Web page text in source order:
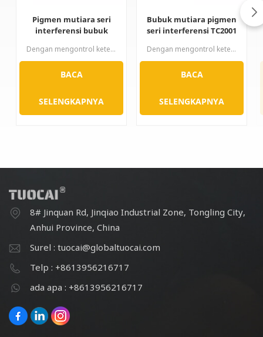
Pigmen mutiara seri
interferensi bubuk
Dengan mengontrol ketebalan lapisan titanium dioksida secara presisi, rangkaian interferensi menghasilkan warna emas, merah, ungu, biru, hijau, dan warna-warna pelangi lainnya yang menghasilkan kilau. Warna rangkaian produk ini sepenuhnya disebabkan oleh interferensi cahaya fisik. Perbedaan lintasan optik antara cahaya pantul titanium dioksida dengan indeks bias tinggi dan cahaya pantul mika dengan indeks bias rendah menghasilkan warna yang berbeda.
BACA
SELENGKAPNYA
Bubuk mutiara pigmen
seri interferensi TC2001
Dengan mengontrol ketebalan lapisan titanium dioksida secara presisi, seri interferensi menghasilkan warna-warna emas, merah, ungu, biru, hijau, dan warna pelangi lainnya yang memberikan kilau. Warna dari seri produk ini sepenuhnya disebabkan oleh interferensi cahaya fisik. Perbedaan jalur optik antara cahaya pantulan titanium dioksida dengan indeks bias tinggi dan cahaya pantulan mika dengan indeks bias rendah berinterferensi dengan warna yang berbeda.
BACA
SELENGKAPNYA
8# Jinquan Rd, Jinqiao Industrial Zone, Tongling City,
Anhui Province, China
Surel : tuocai@globaltuocai.com
Telp : +8613956216717
ada apa : +8613956216717